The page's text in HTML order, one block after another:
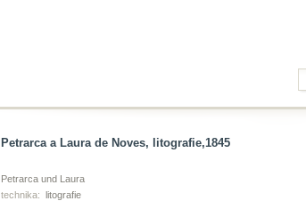
Petrarca a Laura de Noves, litografie,1845
Petrarca und Laura
technika: litografie